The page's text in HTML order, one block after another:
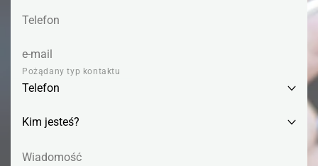
Pożądany typ kontaktu